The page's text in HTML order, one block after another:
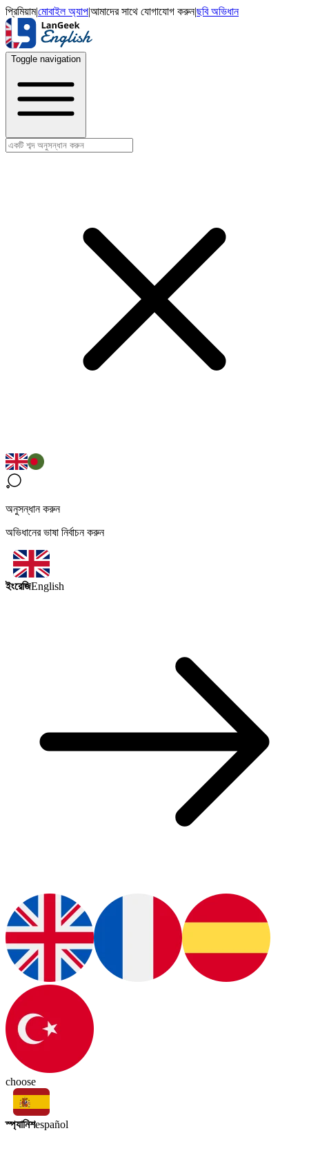
প্রিমিয়াম|মোবাইল অ্যাপ|আমাদের সাথে যোগাযোগ করুন|ছবি অভিধান
Toggle navigation
অনুসন্ধান করুন
অভিধানের ভাষা নির্বাচন করুন
ইংরেজিEnglish
choose
স্প্যানিশespañol